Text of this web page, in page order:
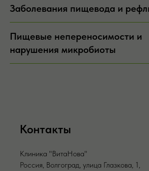
Заболевания пищевода и
Пищевые непереносимости и
нарушения микробиоты
Контакты
Клиника "ВитаНова"
Россия, Волгоград, улица Глазкова, 1,